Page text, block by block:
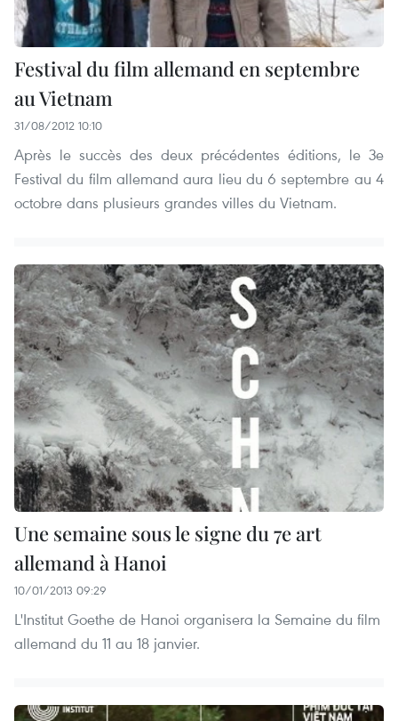
Festival du film allemand en septembre
au Vietnam
31/08/2012 10:10
Après le succès des deux précédentes éditions, le 3e
Festival du film allemand aura lieu du 6 septembre au 4
octobre dans plusieurs grandes villes du Vietnam.
Une semaine sous le signe du 7e art
allemand à Hanoi
10/01/2013 09:29
L'Institut Goethe de Hanoi organisera la Semaine du film
allemand du 11 au 18 janvier.